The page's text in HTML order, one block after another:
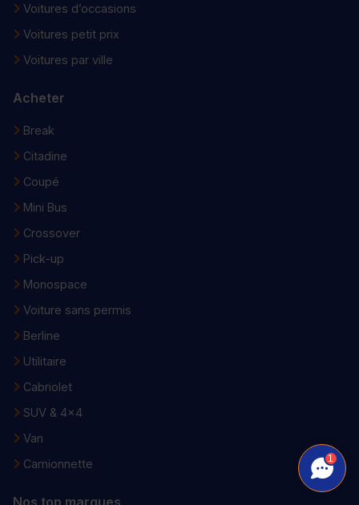
Voitures d’occasions
Voitures petit prix
Voitures par ville
Acheter
Break
Citadine
Coupé
Mini Bus
Crossover
Pick-up
Monospace
Voiture sans permis
Berline
Utilitaire
Cabriolet
SUV & 4x4
Van
Camionnette
Nos top marques
1